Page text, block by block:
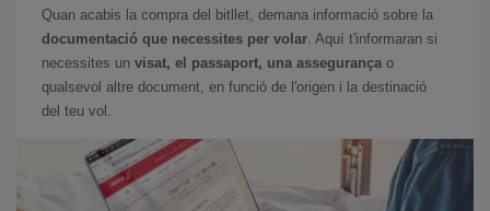
Quan acabis la compra del bitllet, demana informació sobre la
documentació que necessites per volar. Aquí t'informaran si
necessites un visat, el passaport, una assegurança o
qualsevol altre document, en funció de l'origen i la destinació
del teu vol.